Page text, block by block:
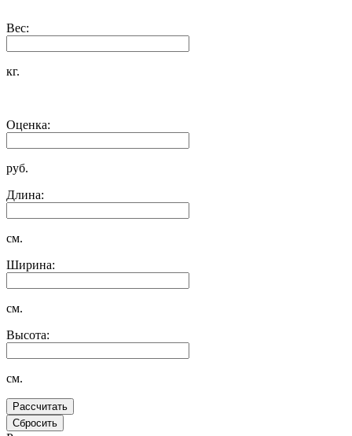
Вес:
кг.
Оценка:
руб.
Длина:
см.
Ширина:
см.
Высота:
см.